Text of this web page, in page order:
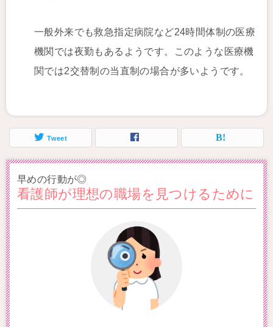
一般外来でも救急指定病院など24時間体制の医療
機関では夜勤もあるようです。このような医療機
関では2交替制の当直制の場合が多いようです。
Tweet
早めの行動が◎
看護師が理想の職場を見つけるために